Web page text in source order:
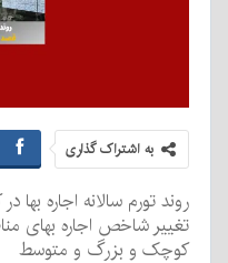
به اشتراک گذاری
روند تورم سالانه اجاره
تغییر شاخص اجاره بهای
کوچک و بزرگ و متوسط